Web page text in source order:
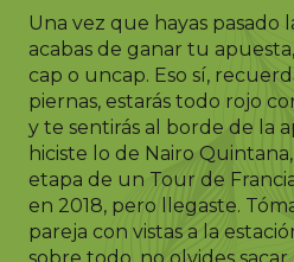
Una vez que hayas pasado
acabas de ganar tu
cap o uncap. Eso sí,
piernas, estarás todo rojo
y te sentirás al borde de la
hiciste lo de Nairo
etapa de un Tour de
en 2018, pero llegaste.
pareja con vistas a la